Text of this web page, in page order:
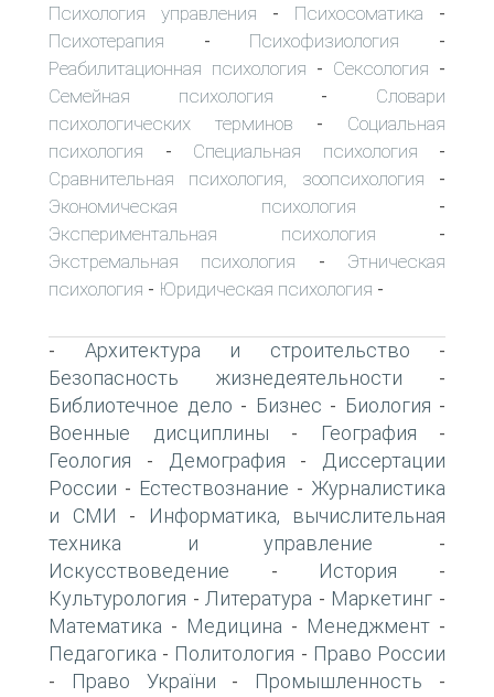
Психология управления - Психосоматика -
Психотерапия - Психофизиология -
Реабилитационная психология - Сексология -
Семейная психология - Словари
психологических терминов - Социальная
психология - Специальная психология -
Сравнительная психология, зоопсихология -
Экономическая психология -
Экспериментальная психология -
Экстремальная психология - Этническая
психология - Юридическая психология -
- Архитектура и строительство -
Безопасность жизнедеятельности -
Библиотечное дело - Бизнес - Биология -
Военные дисциплины - География -
Геология - Демография -
Диссертации
России - Естествознание - Журналистика
и СМИ -
Информатика, вычислительная
техника и управление -
Искусствоведение - История -
Культурология - Литература - Маркетинг -
Математика - Медицина - Менеджмент -
Педагогика - Политология - Право России
- Право України - Промышленность -